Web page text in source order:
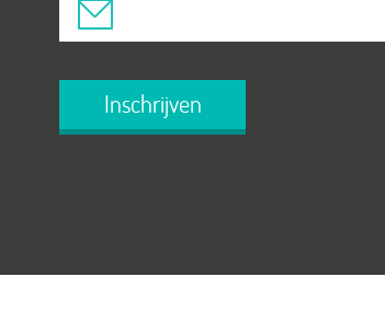
Inschrijven